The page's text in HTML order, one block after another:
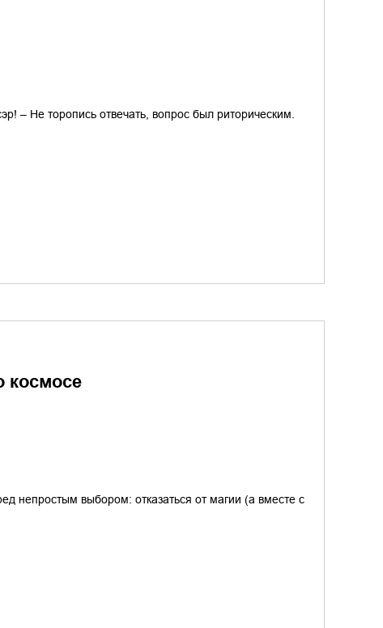
– Не торопись отвечать, вопрос был риторическим.
космосе
непростым выбором: отказаться от магии (а вместе с